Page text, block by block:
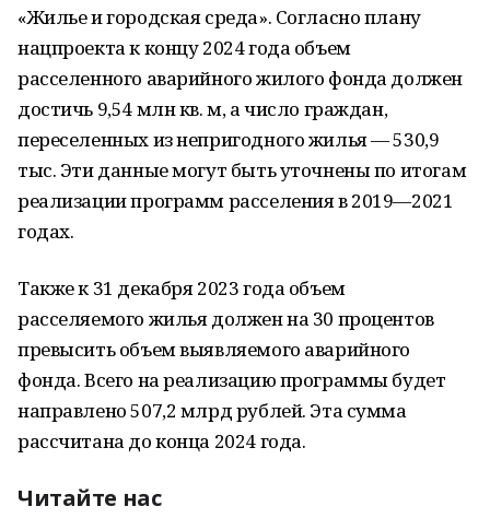
«Жилье и городская среда». Согласно плану
нацпроекта к концу 2024 года объем
расселенного аварийного жилого фонда должен
достичь 9,54 млн кв. м, а число граждан,
переселенных из непригодного жилья — 530,9
тыс. Эти данные могут быть уточнены по итогам
реализации программ расселения в 2019—2021
годах.
Также к 31 декабря 2023 года объем
расселяемого жилья должен на 30 процентов
превысить объем выявляемого аварийного
фонда. Всего на реализацию программы будет
направлено 507,2 млрд рублей. Эта сумма
рассчитана до конца 2024 года.
Читайте нас